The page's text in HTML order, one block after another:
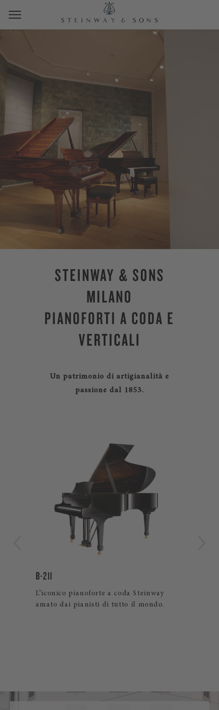
STEINWAY & SONS
MILANO
PIANOFORTI A CODA E
VERTICALI
Un patrimonio di artigianalità e
passione dal 1853.
B-211
L’iconico pianoforte a coda Steinway
amato dai pianisti di tutto il mondo.